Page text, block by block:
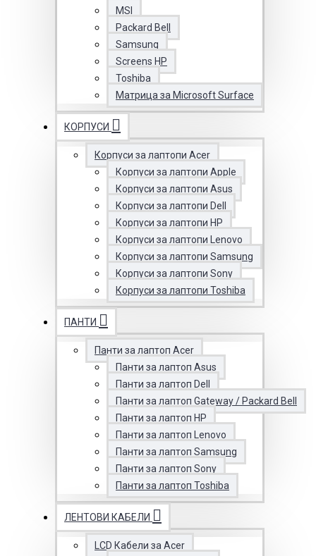
MSI
Packard Bell
Samsung
Screens HP
Toshiba
Матрица за Microsoft Surface
КОРПУСИ
Корпуси за лаптопи Acer
Корпуси за лаптопи Apple
Корпуси за лаптопи Asus
Корпуси за лаптопи Dell
Корпуси за лаптопи HP
Корпуси за лаптопи Lenovo
Корпуси за лаптопи Samsung
Корпуси за лаптопи Sony
Корпуси за лаптопи Toshiba
ПАНТИ
Панти за лаптоп Acer
Панти за лаптоп Asus
Панти за лаптоп Dell
Панти за лаптоп Gateway / Packard Bell
Панти за лаптоп HP
Панти за лаптоп Lenovo
Панти за лаптоп Samsung
Панти за лаптоп Sony
Панти за лаптоп Toshiba
ЛЕНТОВИ КАБЕЛИ
LCD Кабели за Acer